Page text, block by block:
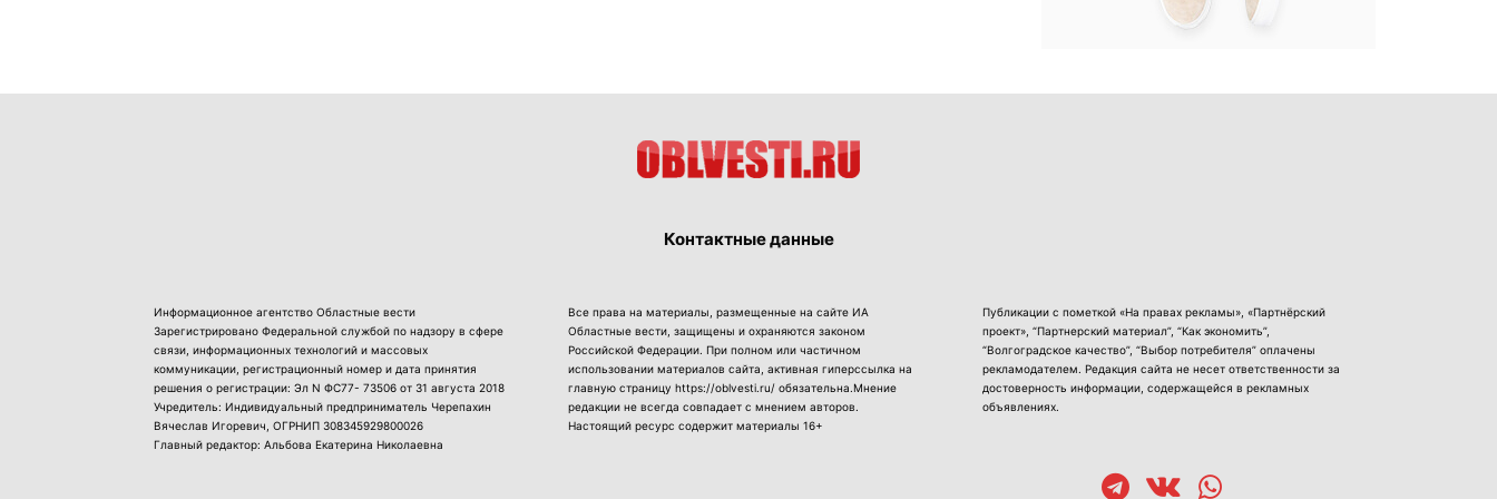
Контактные данные
Информационное агентство Областные вести
Зарегистрировано Федеральной службой по надзору в сфере
связи, информационных технологий и массовых
коммуникации, регистрационный номер и дата принятия
решения о регистрации: Эл N ФС77- 73506 от 31 августа 2018
Учредитель: Индивидуальный предприниматель Черепахин
Вячеслав Игоревич, ОГРНИП 308345929800026
Главный редактор: Альбова Екатерина Николаевна
Все права на материалы, размещенные на сайте ИА
Областные вести, защищены и охраняются законом
Российской Федерации. При полном или частичном
использовании материалов сайта, активная гиперссылка на
главную страницу https://oblvesti.ru/ обязательна.Мнение
редакции не всегда совпадает с мнением авторов.
Настоящий ресурс содержит материалы 16+
Публикации с пометкой «На правах рекламы», «Партнёрский
проект», “Партнерский материал”, “Как экономить”,
“Волгоградское качество”, “Выбор потребителя” оплачены
рекламодателем. Редакция сайта не несет ответственности за
достоверность информации, содержащейся в рекламных
объявлениях.